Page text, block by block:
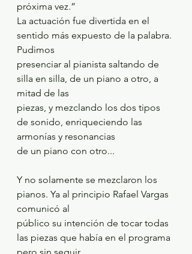
próxima vez.”
La actuación fue divertida en el
sentido más expuesto de la palabra.
Pudimos
presenciar al pianista saltando de
silla en silla, de un piano a otro, a
mitad de las
piezas, y mezclando los dos tipos
de sonido, enriqueciendo las
armonías y resonancias
de un piano con otro...
Y no solamente se mezclaron los
pianos. Ya al principio Rafael Vargas
comunicó al
público su intención de tocar todas
las piezas que había en el programa